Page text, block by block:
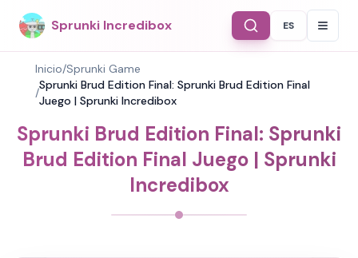
Sprunki Incredibox Select
ES
Inicio/Sprunki Game
/
Sprunki Brud Edition Final: Sprunki Brud Edition Final
Juego | Sprunki Incredibox
Sprunki Brud Edition Final: Sprunki
Brud Edition Final Juego | Sprunki
Incredibox